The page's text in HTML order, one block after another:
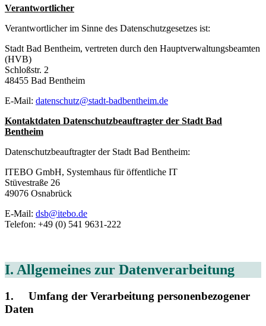
Verantwortlicher
Verantwortlicher im Sinne des Datenschutzgesetzes ist:
Stadt Bad Bentheim, vertreten durch den Hauptverwaltungsbeamten
(HVB)
Schloßstr. 2
48455 Bad Bentheim
E-Mail: datenschutz@stadt-badbentheim.de
Kontaktdaten Datenschutzbeauftragter der Stadt Bad
Bentheim
Datenschutzbeauftragter der Stadt Bad Bentheim:
ITEBO GmbH, Systemhaus für öffentliche IT
Stüvestraße 26
49076 Osnabrück
E-Mail: dsb@itebo.de
Telefon: +49 (0) 541 9631-222
I. Allgemeines zur Datenverarbeitung
1. Umfang der Verarbeitung personenbezogener
Daten